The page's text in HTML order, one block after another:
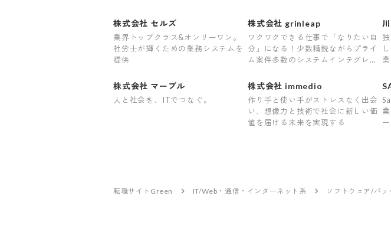
株式会社 セルズ
業界トップクラス&オンリーワン。
社労士が輝くための業務システムを
提供
株式会社 grinleap
ワクワクできる仕事で「なりたい自
分」になる！少数精鋭ながらプライ
ム案件多数のシステムインテグレー
業
株式会社 マーブル
人と社会を、ITでつなぐ。
株式会社 immedio
作り手と使い手がストレスなく出会
い、想像力と技術で社会に新しい価
値を届ける未来を実現する
転職サイトGreen IT/Web・通信・インターネット系 ソフトウェア/パッ